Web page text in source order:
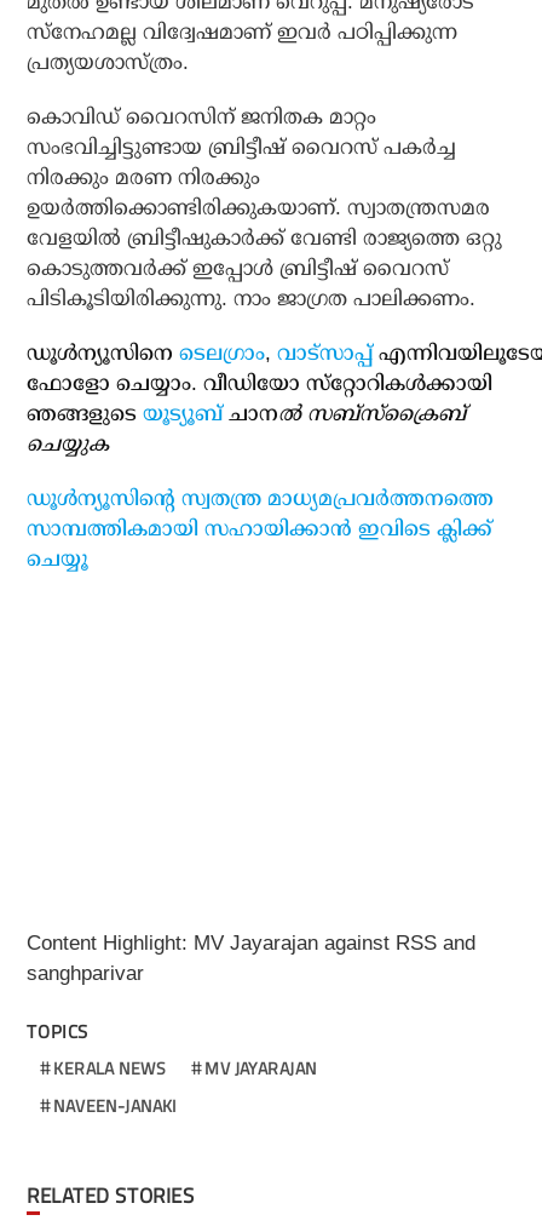
സ്‌നേഹമല്ല വിദ്വേഷമാണ് ഇവര്‍ പഠിപ്പിക്കുന്ന
പ്രത്യയശാസ്ത്രം.
കൊവിഡ് വൈറസിന് ജനിതക മാറ്റം
സംഭവിച്ചിട്ടുണ്ടായ ബ്രിട്ടീഷ് വൈറസ് പകര്‍ച്ച
നിരക്കും മരണ നിരക്കും
ഉയര്‍ത്തിക്കൊണ്ടിരിക്കുകയാണ്. സ്വാതന്ത്രസമര
വേളയില്‍ ബ്രിട്ടീഷുകാര്‍ക്ക് വേണ്ടി രാജ്യത്തെ ഒറ്റു
കൊടുത്തവര്‍ക്ക് ഇപ്പോള്‍ ബ്രിട്ടീഷ് വൈറസ്
പിടികൂടിയിരിക്കുന്നു. നാം ജാഗ്രത പാലിക്കണം.
ഡൂള്‍ന്യൂസിനെടെലഗ്രാം,വാട്‌സാപ്പ്
ഫോളോ ചെയ്യാം. വീഡിയോ സ്‌റ്റോറികള്‍ക്കായി
ഞങ്ങളുടെയൂട്യൂബ്ചാനല്‍ സബ്‌സ്‌ക്രൈബ്
ചെയ്യുക
ഡൂള്‍ന്യൂസിന്റെ സ്വതന്ത്ര മാധ്യമപ്രവര്‍ത്തനത്തെ
സാമ്പത്തികമായി സഹായിക്കാന്‍ ഇവിടെ ക്ലിക്ക്
ചെയ്യൂ
Content Highlight: MV Jayarajan against RSS and
sanghparivar
TOPICS
KERALA NEWS
MV JAYARAJAN
NAVEEN-JANAKI
RELATED STORIES